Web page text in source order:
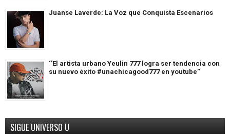
Juanse Laverde: La Voz que Conquista Escenarios
‘’El artista urbano Yeulin 777 logra ser tendencia con
su nuevo éxito #unachicagood777 en youtube’’
SIGUE UNIVERSO U